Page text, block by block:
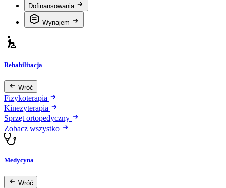
Dofinansowania
Wynajem
Rehabilitacja
Wróć
Fizykoterapia
Kinezyterapia
Sprzęt ortopedyczny
Zobacz wszystko
Medycyna
Wróć